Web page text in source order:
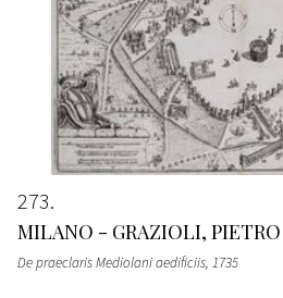
273
MILANO - GRAZIOLI, PIETRO
De praeclaris Mediolani aedificiis, 1735